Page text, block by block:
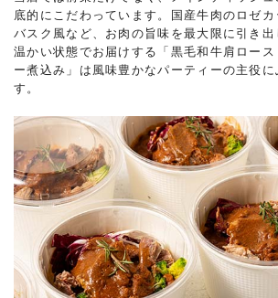
底的にこだわっています。国産牛肉のロゼ
バスク風など、お肉の旨味を最大限に引き出
温かい状態でお届けする「黒毛和牛肩ロース
ー煮込み」は風味豊かなパーティーの主役
す。